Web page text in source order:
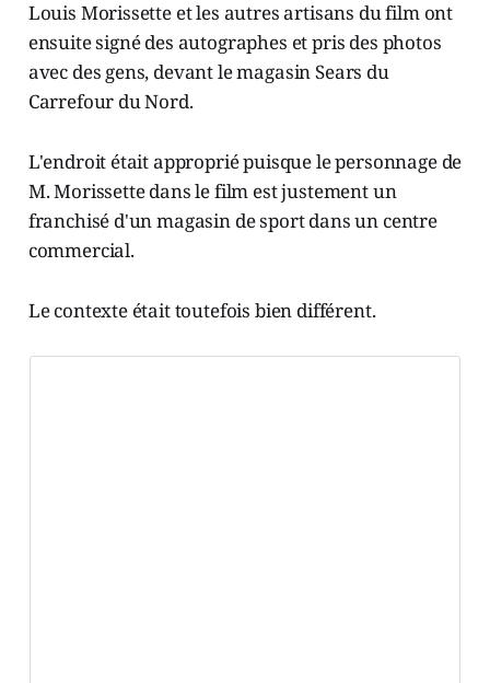
Louis Morissette et les autres artisans du film ont
ensuite signé des autographes et pris des photos
avec des gens, devant le magasin Sears du
Carrefour du Nord.
L'endroit était approprié puisque le personnage de
M. Morissette dans le film est justement un
franchisé d'un magasin de sport dans un centre
commercial.
Le contexte était toutefois bien différent.